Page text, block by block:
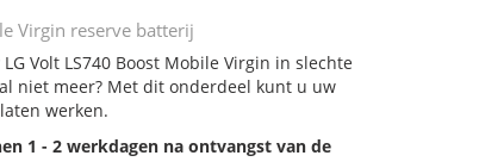
Virgin reserve batterij
Volt LS740 Boost Mobile Virgin in slechte
niet meer? Met dit onderdeel kunt u uw
werken.
1 - 2 werkdagen na ontvangst van de